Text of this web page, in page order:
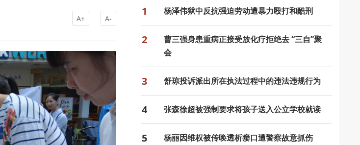
A+ A-
1 杨泽伟狱中反抗强迫劳动遭暴力殴打和酷刑
2
曹三强身患重病正接受放化疗拒绝去 “三自”聚
会
3 舒琼投诉派出所在执法过程中的违法违规行为
4 张森徐超被强制要求将孩子送入公立学校就读
5 杨丽因维权被传唤透析瘘口遭警察故意抓伤